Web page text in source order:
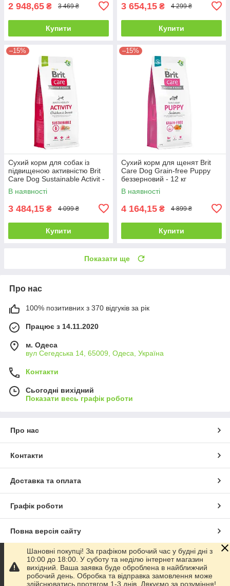
2 948,65 ₴ 3 469 ₴
Купити
3 654,15 ₴ 4 299 ₴
Купити
–15%
Сухий корм для собак із
підвищеною активністю Brit
Care Dog Sustainable Activit -
12 кг
В наявності
3 484,15 ₴ 4 099 ₴
Купити
–15%
Сухий корм для щенят Brit
Care Dog Grain-free Puppy
беззерновий - 12 кг
В наявності
4 164,15 ₴ 4 899 ₴
Купити
Показати ще
Про нас
100% позитивних з 370 відгуків за рік
Працює з 14.11.2020
м. Одеса
вул Сегедська 14, 65009, Одеса, Україна
Контакти
Сьогодні вихідний
Показати весь графік роботи
Про нас
Контакти
Доставка та оплата
Графік роботи
Повна версія сайту
Сайт створено на маркетплейсі Prom.ua
Політика конфіденційності
Шановні покупці! За графіком робочий час у будні дні з
10:00 до 18:00. У суботу та неділю інтернет магазин
вихідний. Ваша заявка буде оброблена в найближчий
робочий день. Обробка та відправка замовлення може
здійснюватись протягом 1-3 днів. Дякуємо за розуміння!